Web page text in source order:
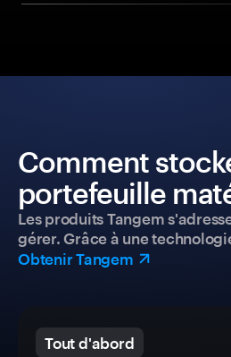
Comment
portefeuille
Les produits Tangem
gérer. Grâce à une
Obtenir Tangem
Tout d'abord